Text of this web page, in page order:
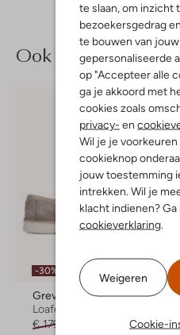
te slaan, om inzicht
bezoekersgedrag
te bouwen van
gepersonaliseerde
op "Accepteer alle
ga je akkoord met
cookies zoals
privacy- en
Wil je je
cookieknop
jouw toestemming
intrekken. Wil je
klacht indienen? Ga
cookieverklaring.
Weigeren
Cookie-
Ook iets voor jou?
-30%
Greve
Loafers
€ 179,99